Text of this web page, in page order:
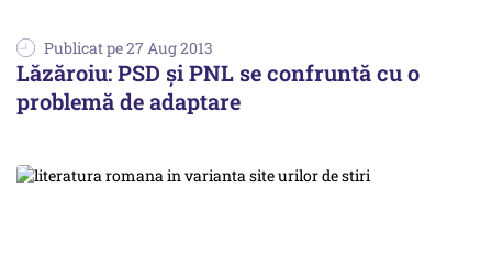
Publicat pe 27 Aug 2013
Lăzăroiu: PSD și PNL se confruntă cu o
problemă de adaptare